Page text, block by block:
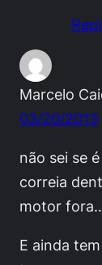
Marcelo
03/20/2013
não sei se
correia
motor
E ainda